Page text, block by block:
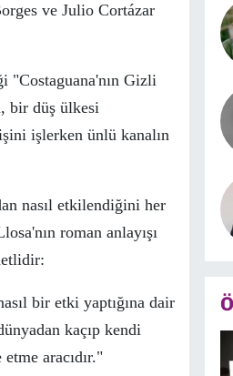
ve Julio Cortázar
"Costaguana'nın Gizli
bir düş ülkesi
işlerken ünlükanalın
nasıl etkilendiğini her
roman anlayışı
bir etki yaptığına dair
kaçıp kendi
etme aracıdır."